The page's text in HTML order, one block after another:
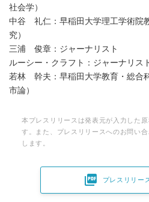
社会学）
中谷 礼仁：早稲田大学理工学術院
究）
三浦 俊章：ジャーナリスト
ルーシー・クラフト：ジャーナリス
若林 幹夫：早稲田大学教育・総合
市論）
本プレスリリースは発表元が入力した
す。また、プレスリリースへのお問い
します。
 プレスリリー